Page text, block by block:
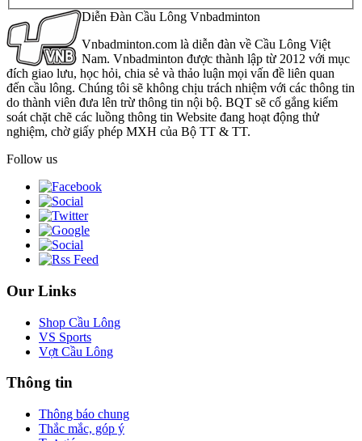
Diễn Đàn Cầu Lông Vnbadminton
Vnbadminton.com là diễn đàn về Cầu Lông Việt
Nam. Vnbadminton được thành lập từ 2012 với mục
đích giao lưu, học hỏi, chia sẻ và thảo luận mọi vấn đề liên quan
đến cầu lông. Chúng tôi sẽ không chịu trách nhiệm với các thông tin
do thành viên đưa lên trừ thông tin nội bộ. BQT sẽ cố gắng kiểm
soát chặt chẽ các luồng thông tin Website đang hoạt động thử
nghiệm, chờ giấy phép MXH của Bộ TT & TT.
Follow us
Our Links
Shop Cầu Lông
VS Sports
Vợt Cầu Lông
Thông tin
Thông báo chung
Thắc mắc, góp ý